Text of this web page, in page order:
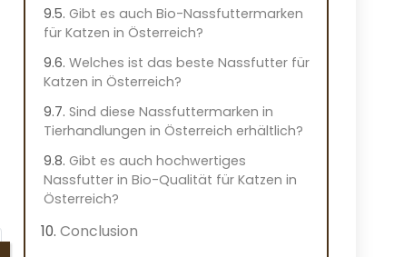
Gibt es auch Bio-Nassfuttermarken
für Katzen in Österreich?
Welches ist das beste Nassfutter für
Katzen in Österreich?
Sind diese Nassfuttermarken in
Tierhandlungen in Österreich erhältlich?
Gibt es auch hochwertiges
Nassfutter in Bio-Qualität für Katzen in
Österreich?
Conclusion